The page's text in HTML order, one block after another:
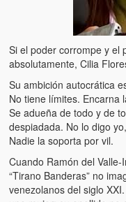
Si el poder corrompe y el
absolutamente, Cilia
Su ambición autocrática
No tiene límites. Encarna
Se adueña de todo y de
despiadada. No lo digo
Nadie la soporta por vil.
Cuando Ramón del
“Tirano Banderas” no
venezolanos del siglo